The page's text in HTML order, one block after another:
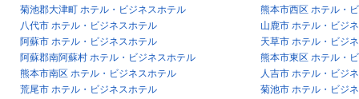
菊池郡大津町 ホテル・ビジネスホテル
熊本市西区 ホテル・
八代市 ホテル・ビジネスホテル
山鹿市 ホテル・ビジ
阿蘇市 ホテル・ビジネスホテル
天草市 ホテル・ビジ
阿蘇郡南阿蘇村 ホテル・ビジネスホテル
熊本市東区 ホテル・
熊本市南区 ホテル・ビジネスホテル
人吉市 ホテル・ビジ
荒尾市 ホテル・ビジネスホテル
菊池市 ホテル・ビジ